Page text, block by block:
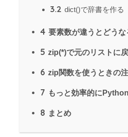
3.2 dict()で辞書を作る
4 要素数が違うとどうな
5 zip(*)で元のリストに
6 zip関数を使うときの
7 もっと効率的に
8 まとめ